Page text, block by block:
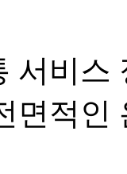
서비스
면적인